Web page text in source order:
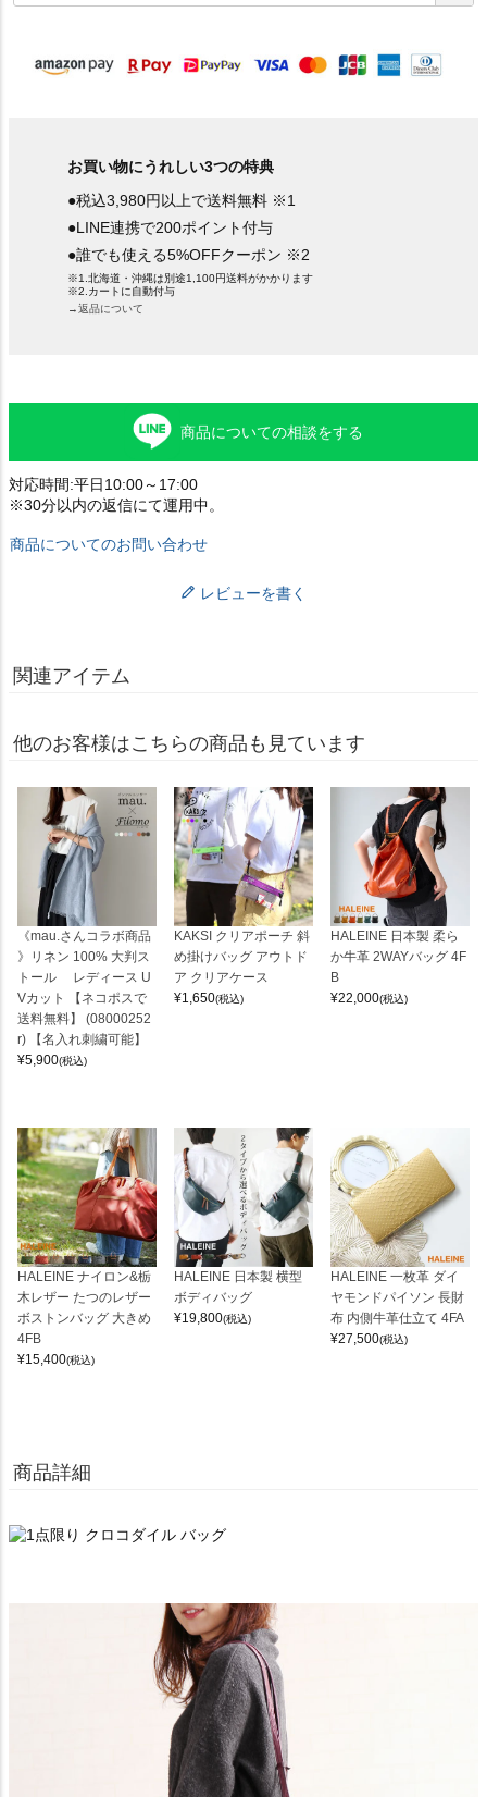
須
お買い物にうれしい3つの特典
●税込3,980円以上で送料無料 ※1
●LINE連携で200ポイント付与
●誰でも使える5%OFFクーポン ※2
※1.北海道・沖縄は別途1,100円送料がかかります
※2.カートに自動付与
→返品について
商品についての相談をする
対応時間:平日10:00～17:00
※30分以内の返信にて運用中。
商品についてのお問い合わせ
レビューを書く
関連アイテム
他のお客様はこちらの商品も見ています
《mau.さんコラボ商品
》リネン 100% 大判ス
トール レディース U
Vカット 【ネコポスで
送料無料】 (08000252
r) 【名入れ刺繍可能】
¥5,900(税込)
KAKSI クリアポーチ 斜
め掛けバッグ アウトド
ア クリアケース
¥1,650(税込)
HALEINE 日本製 柔ら
か牛革 2WAYバッグ 4F
B
¥22,000(税込)
HALEINE ナイロン&栃
木レザー たつのレザー
ボストンバッグ 大きめ
4FB
¥15,400(税込)
HALEINE 日本製 横型
ボディバッグ
¥19,800(税込)
HALEINE 一枚革 ダイ
ヤモンドパイソン 長財
布 内側牛革仕立て 4FA
¥27,500(税込)
商品詳細